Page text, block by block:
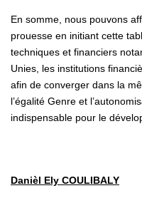
En somme, nous pouvons
prouesse en initiant cette
techniques et financiers
Unies, les institutions
afin de converger dans la
l’égalité Genre et
indispensable pour le
Danièl Ely COULIBALY